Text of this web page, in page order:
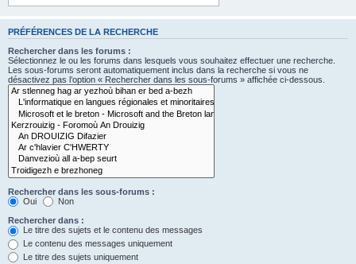
PRÉFÉRENCES DE LA RECHERCHE
Rechercher dans les forums :
Sélectionnez le ou les forums dans lesquels vous souhaitez effectuer une recherche.
Les sous-forums seront automatiquement inclus dans la recherche si vous ne
désactivez pas l’option « Rechercher dans les sous-forums » affichée ci-dessous.
Rechercher dans les sous-forums :
Oui
Non
Rechercher dans :
Le titre des sujets et le contenu des messages
Le contenu des messages uniquement
Le titre des sujets uniquement